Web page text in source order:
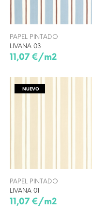
PAPEL PINTADO
LIVANA 03
11,07 €/m2
NUEVO
PAPEL PINTADO
LIVANA 01
11,07 €/m2